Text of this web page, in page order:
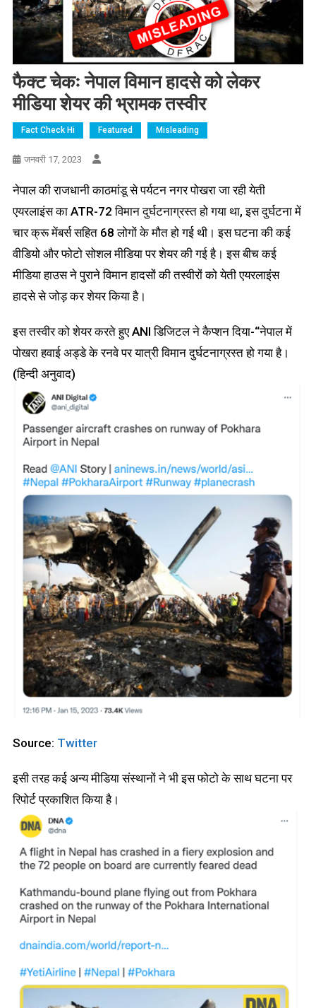
फैक्ट चेकः नेपाल विमान हादसे को लेकर
मीडिया शेयर की भ्रामक तस्वीर
Fact Check Hi Featured Misleading
जनवरी 17, 2023
नेपाल की राजधानी काठमांडू से पर्यटन नगर पोखरा जा रही येती
एयरलाइंस का ATR-72 विमान दुर्घटनाग्रस्त हो गया था, इस दुर्घटना में
चार क्रू मेंबर्स सहित 68 लोगों के मौत हो गई थी। इस घटना की कई
वीडियो और फोटो सोशल मीडिया पर शेयर की गई है। इस बीच कई
मीडिया हाउस ने पुराने विमान हादसों की तस्वीरों को येती एयरलाइंस
हादसे से जोड़ कर शेयर किया है।
इस तस्वीर को शेयर करते हुए ANI डिजिटल ने कैप्शन दिया-“नेपाल में
पोखरा हवाई अड्डे के रनवे पर यात्री विमान दुर्घटनाग्रस्त हो गया है।
(हिन्दी अनुवाद)
Source: Twitter
इसी तरह कई अन्य मीडिया संस्थानों ने भी इस फोटो के साथ घटना पर
रिपोर्ट प्रकाशित किया है।